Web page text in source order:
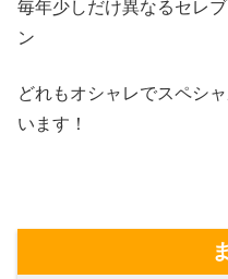
毎年少しだけ異なるセレ
ン
どれもオシャレでスペシ
います！